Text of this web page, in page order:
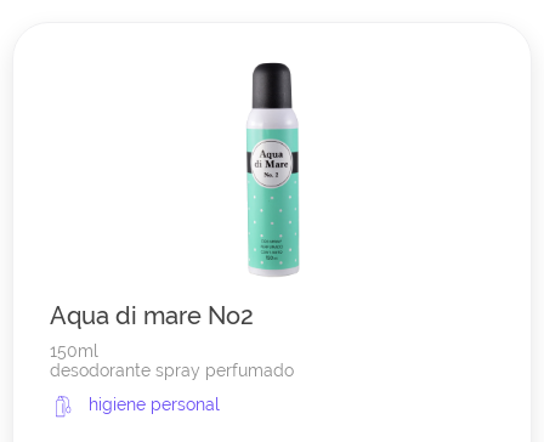
Aqua di mare No2
150ml
desodorante spray perfumado
higiene personal